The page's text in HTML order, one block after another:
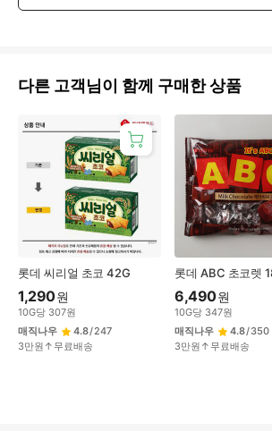
다른 고객님이 함께 구매한 상품
롯데 씨리얼 초코 42G
1,290원
10G당 307원
매직나우
4.8/247
3만원↑무료배송
롯데 ABC 초코렛
6,490원
10G당 347원
매직나우
4.8/350
3만원↑무료배송